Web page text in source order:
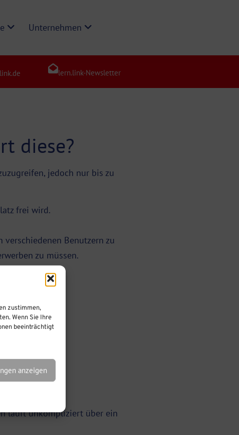
zustimmen,
Wenn Sie Ihre
beeinträchtigt
anzeigen
Unternehmen
lern.link-Newsletter
diese?
jedoch nur bis zu
frei wird.
Benutzern zu
zu müssen.
läuft unkompliziert über ein